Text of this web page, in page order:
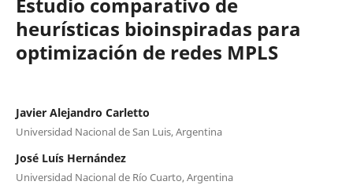
heurísticas bioinspiradas para
optimización de redes MPLS
Javier Alejandro Carletto
Universidad Nacional de San Luis, Argentina
José Luís Hernández
Universidad Nacional de Río Cuarto, Argentina